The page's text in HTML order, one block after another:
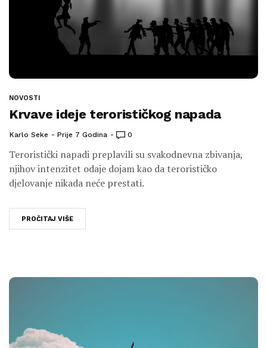
NOVOSTI
Krvave ideje terorističkog napada
Karlo Seke Prije 7 Godina 0
Teroristički napadi preplavili su svakodnevna zbivanja,
njihov intenzitet odaje dojam kao da terorističko
djelovanje nikada neće prestati.
PROČITAJ VIŠE